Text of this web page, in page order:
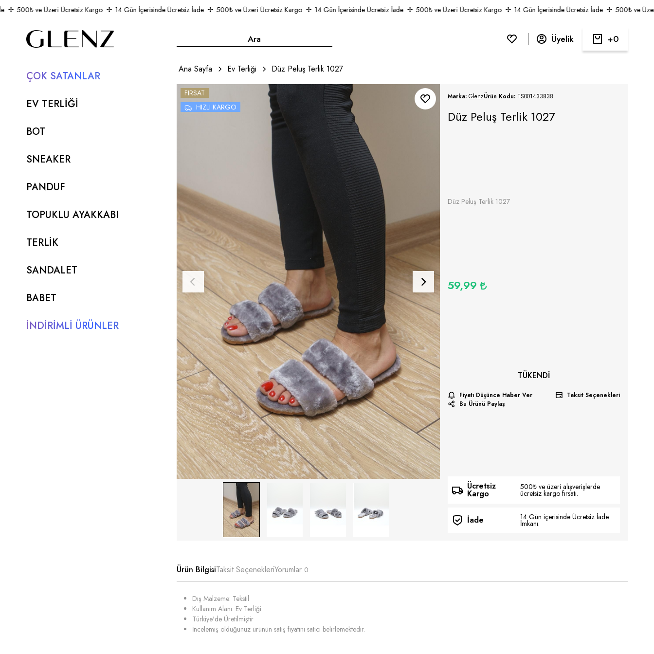
500₺ ve Üzeri Ücretsiz Kargo 14 Gün İçerisinde Ücretsiz İade 500₺ ve Üzeri Ücretsiz Kargo 14 Gün İçerisinde Ücretsiz İade 500₺ ve Üzeri Ücretsiz Kargo 14 Gün İçerisinde Ücretsiz İade 500₺ ve Üzeri
Üyelik 0
ÇOK SATANLAR
EV TERLİĞİ
BOT
SNEAKER
PANDUF
TOPUKLU AYAKKABI
TERLİK
SANDALET
BABET
İNDİRİMLİ ÜRÜNLER
Ana Sayfa Ev Terliği Düz Peluş Terlik 1027
FIRSAT
HIZLI KARGO
Marka: GlenzÜrün Kodu: TS001433838
Düz Peluş Terlik 1027
Düz Peluş Terlik 1027
59,99
TÜKENDI
Fiyatı Düşünce Haber Ver
Taksit Seçenekleri
Bu Ürünü Paylaş
Ücretsiz
Kargo
500₺ ve üzeri alışverişlerde
ücretsiz kargo fırsatı.
İade 14 Gün içerisinde Ücretsiz İade
İmkanı.
Ürün BilgisiTaksit SeçenekleriYorumlar 0
Dış Malzeme: Tekstil
Kullanım Alanı: Ev Terliği
Türkiye'de Üretilmiştir
İncelemiş olduğunuz ürünün satış fiyatını satıcı belirlemektedir.